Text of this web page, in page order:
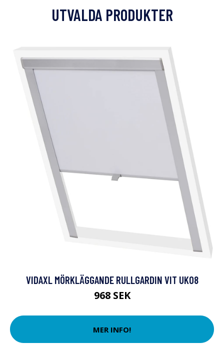
UTVALDA PRODUKTER
VIDAXL MÖRKLÄGGANDE RULLGARDIN VIT UK08
968 SEK
MER INFO!